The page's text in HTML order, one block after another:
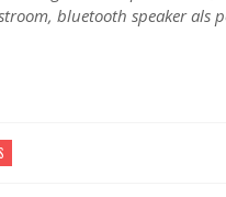
bluetooth speaker als